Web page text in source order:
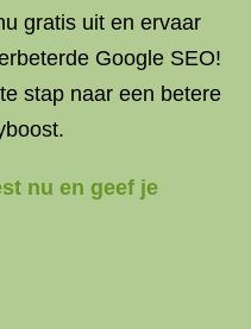
gratis uit en ervaar
Google SEO!
stap naar een betere
nu en geef je